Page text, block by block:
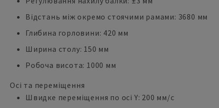
Відстань між окремо стоячими рамами: 3680 мм
Глибина горловини: 420 мм
Ширина столу: 150 мм
Робоча висота: 1000 мм
Осі та переміщення
Швидке переміщення по осі Y: 200 мм/с